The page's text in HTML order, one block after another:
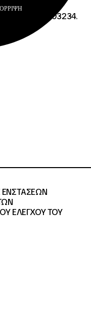
της
ΟΠΣ 6003234.
ΕΝΣΤΑΣΕΩΝ
ΕΛΕΓΧΟΥ ΤΟΥ